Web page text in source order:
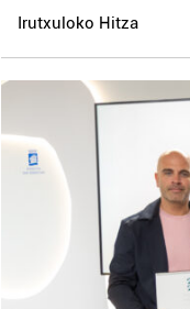
Irutxuloko Hitza